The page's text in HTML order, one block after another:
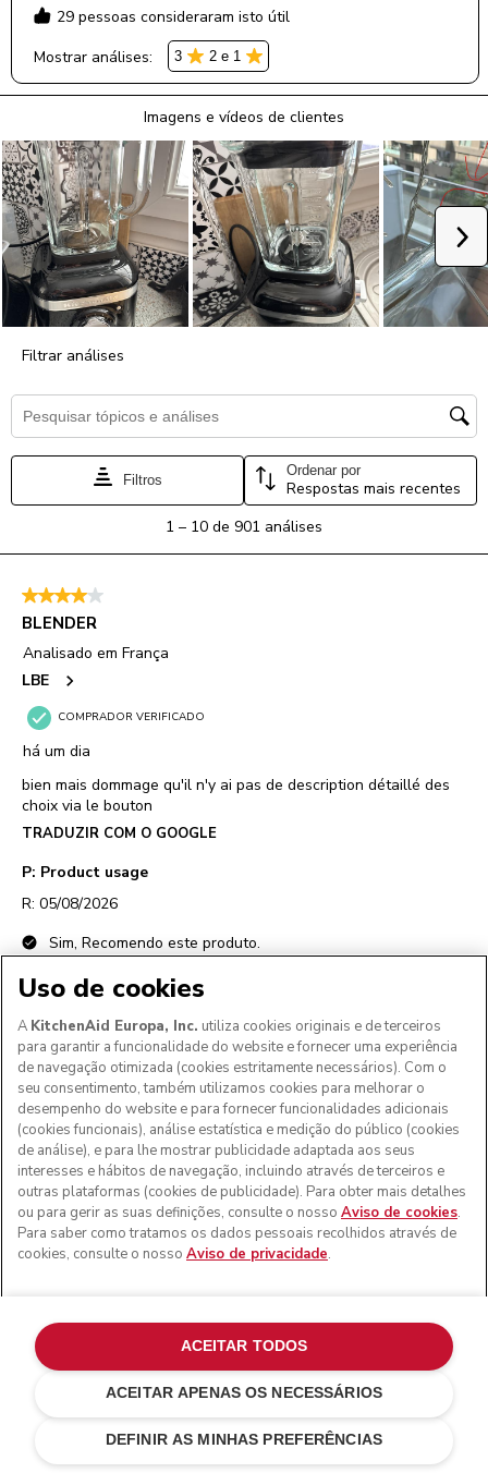
€ 278,10
€ 309,00
Poupar nos
Uso de cookies
A KitchenAid Europa, Inc. utiliza cookies originais e de terceiros
para garantir a funcionalidade do website e fornecer uma experiência
de navegação otimizada (cookies estritamente necessários). Com o
seu consentimento, também utilizamos cookies para melhorar o
desempenho do website e para fornecer funcionalidades adicionais
(cookies funcionais), análise estatística e medição do público (cookies
de análise), e para lhe mostrar publicidade adaptada aos seus
interesses e hábitos de navegação, incluindo através de terceiros e
outras plataformas (cookies de publicidade). Para obter mais detalhes
ou para gerir as suas definições, consulte o nosso Aviso de cookies.
Para saber como tratamos os dados pessoais recolhidos através de
cookies, consulte o nosso Aviso de privacidade.
DEFINIR AS MINHAS PREFERÊNCIAS
ACEITAR APENAS OS NECESSÁRIOS
ACEITAR TODOS